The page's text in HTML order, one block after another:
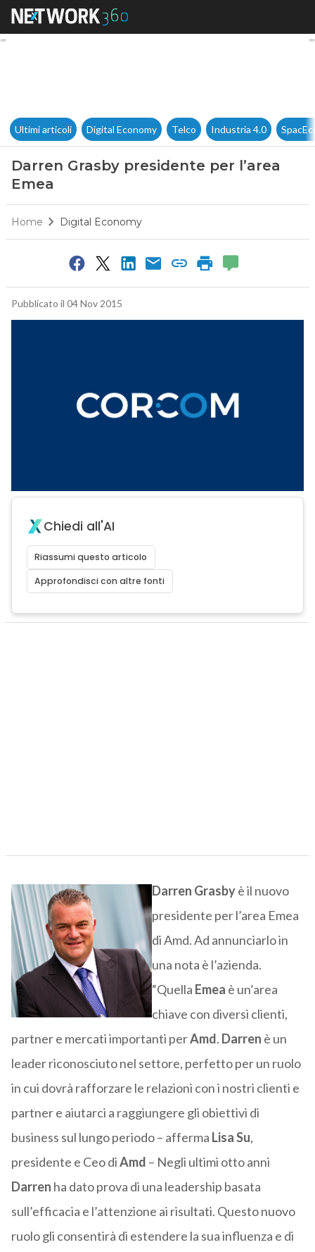
Darren Grasby presidente per
Ultimi articoli Digital Economy Telco Industria 4.0
Darren Grasby presidente per l’area
Emea
Home Digital Economy
Pubblicato il 04 Nov 2015
Chiedi all'AI
Riassumi questo articolo
Approfondisci con altre fonti
Darren Grasbyè il nuovo
presidente per l’area Emea
di Amd. Ad annunciarlo in
una nota è l’azienda.
“Quella Emea è un’area
chiave con diversi clienti,
partner e mercati importanti perAmd. Darren è un
leader riconosciuto nel settore, perfetto per un ruolo
in cui dovrà rafforzare le relazioni con i nostri clienti e
partner e aiutarci a raggiungere gli obiettivi di
business sul lungo periodo – afferma Lisa Su,
presidente e Ceo diAmd – Negli ultimi otto anni
Darren ha dato prova di una leadership basata
sull’efficacia e l’attenzione ai risultati. Questo nuovo
ruolo gli consentirà di estendere la sua influenza e di